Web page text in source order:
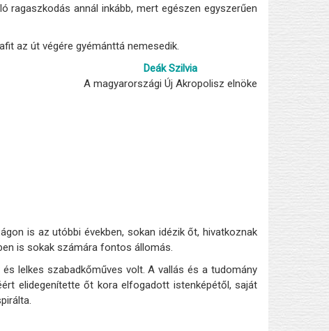
ragaszkodás annál inkább, mert egészen egyszerűen
az út végére gyémánttá nemesedik.
Deák Szilvia
A magyarországi Új Akropolisz elnöke
is az utóbbi években, sokan idézik őt, hivatkoznak
is sokak számára fontos állomás.
lelkes szabadkőműves volt. A vallás és a tudomány
elidegenítette őt kora elfogadott istenképétől, saját